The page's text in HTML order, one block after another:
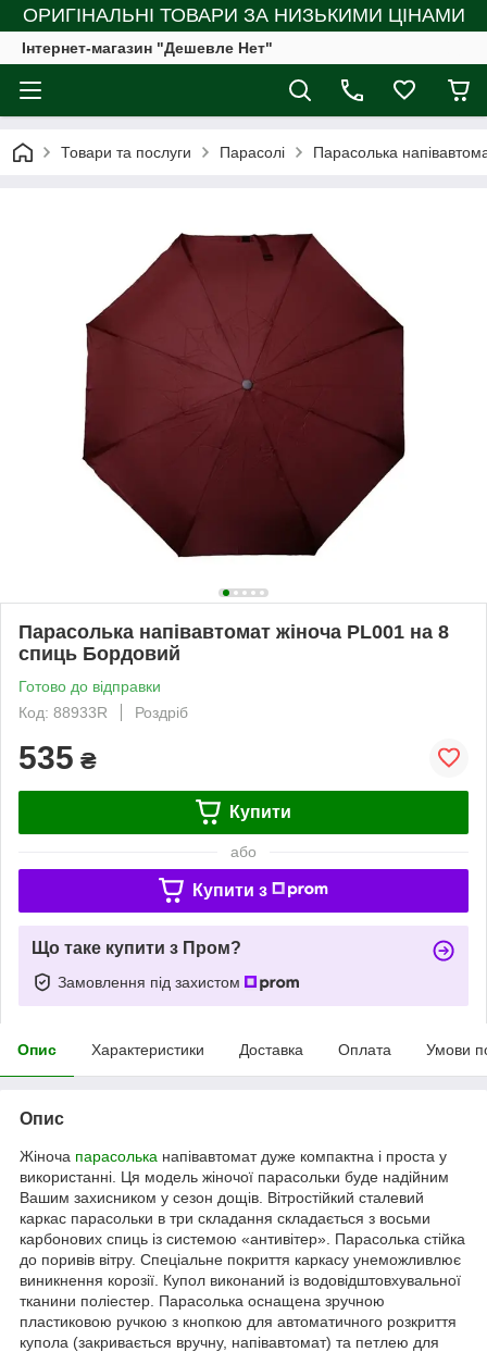
ОРИГІНАЛЬНІ ТОВАРИ ЗА НИЗЬКИМИ ЦІНАМИ
Інтернет-магазин "Дешевле Нет"
Товари та послуги Парасолі Парасолька
Парасолька напівавтомат жіноча PL001 на 8
спиць Бордовий
Готово до відправки
Код: 88933R
Роздріб
535 ₴
Купити
або
Купити з
Що таке купити з Пром?
Замовлення під захистом
Опис Характеристики Доставка Оплата Умови
Опис
Жіноча парасолька напівавтомат дуже компактна і проста у
використанні. Ця модель жіночої парасольки буде надійним
Вашим захисником у сезон дощів. Вітростійкий сталевий
каркас парасольки в три складання складається з восьми
карбонових спиць із системою «антивітер». Парасолька стійка
до поривів вітру. Спеціальне покриття каркасу унеможливлює
виникнення корозії. Купол виконаний із водовідштовхувальної
тканини поліестер. Парасолька оснащена зручною
пластиковою ручкою з кнопкою для автоматичного розкриття
купола (закривається вручну, напівавтомат) та петлею для